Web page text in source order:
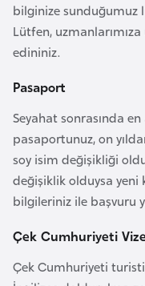
bilginize sunduğumuz
Lütfen,
edininiz.
Pasaport
Seyahat sonrasında
pasaportunuz, on
soy isim değişikliği
değişiklik olduysa yeni
bilgileriniz ile başvuru
Çek Cumhuriyeti
Çek Cumhuriyeti
B
a
n
l
a
d
e
ş
e
l